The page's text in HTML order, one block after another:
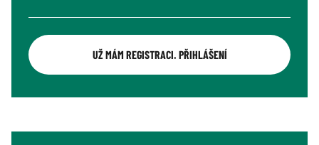
UŽ MÁM REGISTRACI. PŘIHLÁŠENÍ